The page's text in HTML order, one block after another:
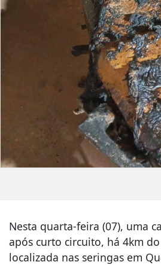
Nesta quarta-feira (07), uma
após curto circuito, há 4km do
localizada nas seringas em